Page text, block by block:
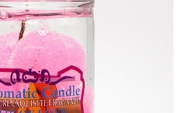
微信联系